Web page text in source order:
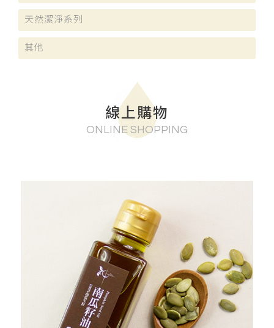
天然潔淨系列
其他
線上購物
ONLINE SHOPPING